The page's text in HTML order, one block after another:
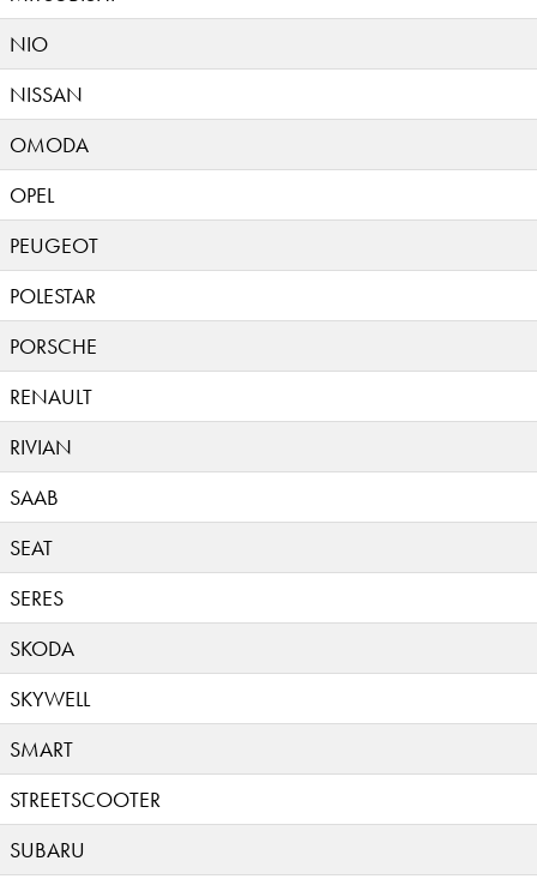
NIO
NISSAN
OMODA
OPEL
PEUGEOT
POLESTAR
PORSCHE
RENAULT
RIVIAN
SAAB
SEAT
SERES
SKODA
SKYWELL
SMART
STREETSCOOTER
SUBARU